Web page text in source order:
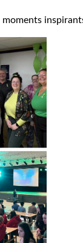
moments